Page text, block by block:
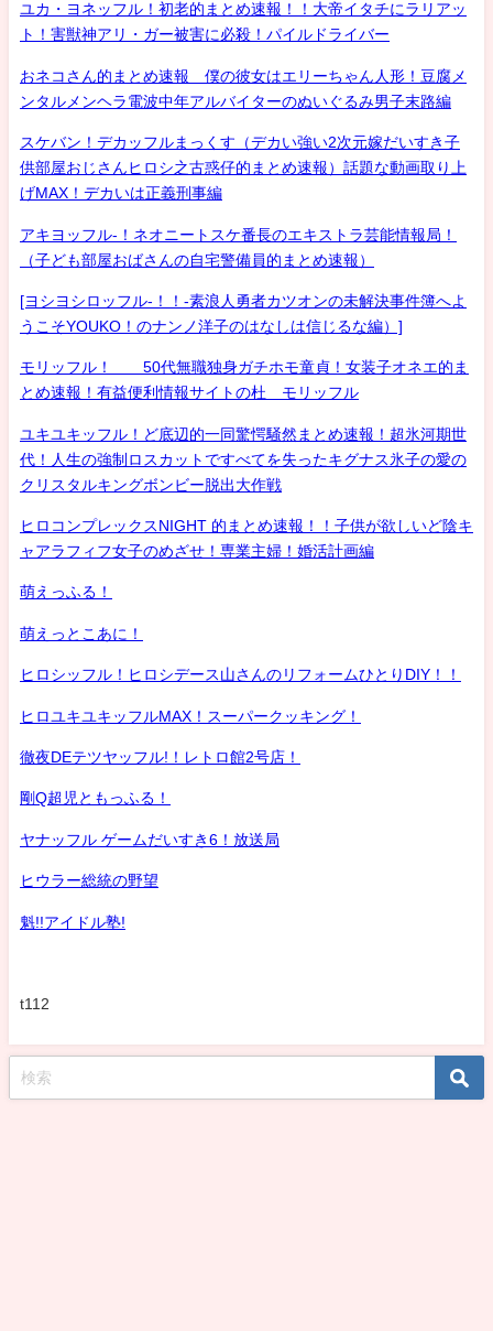
ユカ・ヨネッフル！初老的まとめ速報！！大帝イタチにラリアッ
ト！害獣神アリ・ガー被害に必殺！パイルドライバー
おネコさん的まとめ速報 僕の彼女はエリーちゃん人形！豆腐メ
ンタルメンヘラ電波中年アルバイターのぬいぐるみ男子末路編
スケバン！デカッフルまっくす（デカい強い2次元嫁だいすき子
供部屋おじさんヒロシ之古惑仔的まとめ速報）話題な動画取り上
げMAX！デカいは正義刑事編
アキヨッフル-！ネオニートスケ番長のエキストラ芸能情報局！
（子ども部屋おばさんの自宅警備員的まとめ速報）
[ヨシヨシロッフル-！！-素浪人勇者カツオンの未解決事件簿へよ
うこそYOUKO！のナンノ洋子のはなしは信じるな編）]
モリッフル！ 50代無職独身ガチホモ童貞！女装子オネエ的ま
とめ速報！有益便利情報サイトの杜 モリッフル
ユキユキッフル！ど底辺的一同驚愕騒然まとめ速報！超氷河期世
代！人生の強制ロスカットですべてを失ったキグナス氷子の愛の
クリスタルキングボンビー脱出大作戦
ヒロコンプレックスNIGHT 的まとめ速報！！子供が欲しいど陰キ
ャアラフィフ女子のめざせ！専業主婦！婚活計画編
萌えっふる！
萌えっとこあに！
ヒロシッフル！ヒロシデース山さんのリフォームひとりDIY！！
ヒロユキユキッフルMAX！スーパークッキング！
徹夜DEテツヤッフル!！レトロ館2号店！
剛Q超児ともっふる！
ヤナッフル ゲームだいすき6！放送局
ヒウラー総統の野望
魁!!アイドル塾!
t112